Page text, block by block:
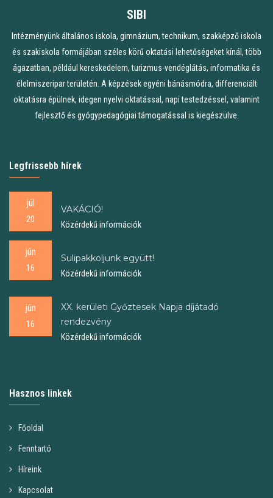
SIBI
Intézményünk általános iskola, gimnázium, technikum, szakképző iskola
és szakiskola formájában széles körű oktatási lehetőségeket kínál, több
ágazatban, például kereskedelem, turizmus-vendéglátás, informatika és
élelmiszeripar területén. A képzések egyéni bánásmódra, differenciált
oktatásra épülnek, idegen nyelvi oktatással, napi testedzéssel, valamint
fejlesztő és gyógypedagógiai támogatással is kiegészülve.
Legfrissebb hírek
júl
20
VAKÁCIÓ!
Közérdekű információk
jún
16
Sulipakkoljunk együtt!
Közérdekű információk
jún
16
XX. kerületi Győztesek Napja díjátadó
rendezvény
Közérdekű információk
Hasznos linkek
Főoldal
Fenntartó
Híreink
Kapcsolat